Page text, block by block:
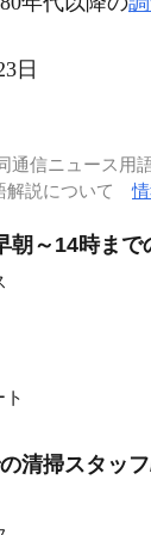
日
通信ニュース用
解説について
朝～14時まで
清掃スタッ